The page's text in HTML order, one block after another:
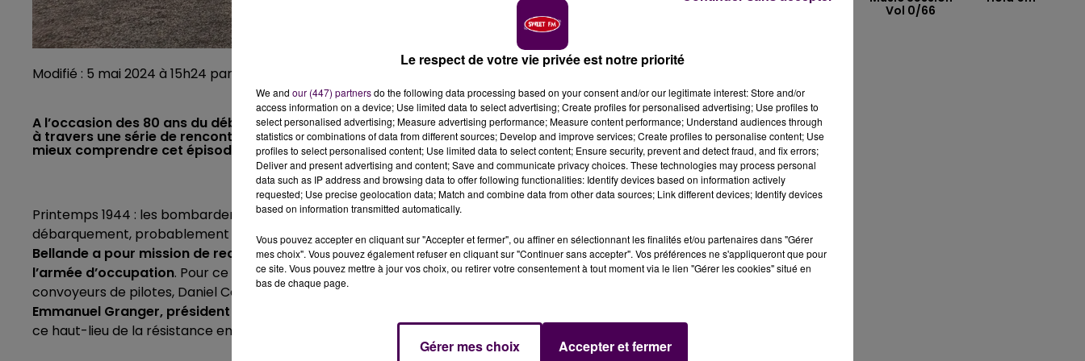
Modifié : 5 mai 2024 à 15h24 par la rédaction
A l’occasion des 80 ans du débarquement sur les côtes normandes, Nicolas Terrien nous invite à le suivre,
à travers une série de rencontres et de témoignages exclusifs dans le nord-ouest de la France, pour
mieux comprendre cet épisode essentiel de notre histoire contemporaine.
Printemps 1944 : les bombardements alliés s’intensifient sur la France, dans la perspective d’un
débarquement, probablement dans le nord du pays. Le 20 mai,le camp secret installé sur la ferme de
Bellande a pour mission de recueillir et de cacher les pilotes dont les appareils ont été abattus par
l’armée d’occupation. Pour ce sixième épisode, Nicolas Terrien s’est appuyé sur le témoignage de l’un de ces
convoyeurs de pilotes, Daniel Cogneau, pour aller à la rencontre de
Emmanuel Granger, président du Comité du Mémorial des aviateurs de Villebout-Bellande
ce haut-lieu de la résistance entre Loir-et-Cher et Eure-et-Loir.
Vol 0/66
Le respect de votre vie privée est notre priorité
We and our (447) partnersdo the following data processing based on your consent and/or our legitimate interest: Store and/or
access information on a device; Use limited data to select advertising; Create profiles for personalised advertising; Use profiles to
select personalised advertising; Measure advertising performance; Measure content performance; Understand audiences through
statistics or combinations of data from different sources; Develop and improve services; Create profiles to personalise content; Use
profiles to select personalised content; Use limited data to select content; Ensure security, prevent and detect fraud, and fix errors;
Deliver and present advertising and content; Save and communicate privacy choices. These technologies may process personal
data such as IP address and browsing data to offer following functionalities: Identify devices based on information actively
requested; Use precise geolocation data; Match and combine data from other data sources; Link different devices; Identify devices
based on information transmitted automatically.
Vous pouvez accepter en cliquant sur "Accepter et fermer", ou affiner en sélectionnant les finalités et/ou partenaires dans "Gérer
mes choix". Vous pouvez également refuser en cliquant sur "Continuer sans accepter". Vos préférences ne s'appliqueront que pour
ce site. Vous pouvez mettre à jour vos choix, ou retirer votre consentement à tout moment via le lien "Gérer les cookies" situé en
bas de chaque page.
Gérer mes choix Accepter et fermer